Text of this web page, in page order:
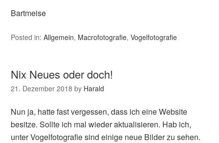
Bartmeise
Posted in:Allgemein, Macrofotografie,Vogelfotografie
Nix Neues oder doch!
21. Dezember 2018 by Harald
Nun ja, hatte fast vergessen, dass ich eine Website
besitze. Sollte ich mal wieder aktualisieren. Hab ich,
unter Vogelfotografie sind einige neue Bilder zu sehen.